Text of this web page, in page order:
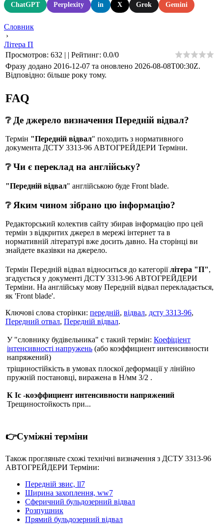
ChatGPT Perplexity in X Grok Gemini
Словник
›
Літера П
Просмотров: 632 | | Рейтинг: 0.0/0
Фразу додано 2016-12-07 та оновлено 2026-08-08T00:30Z.
Відповідно: більше року тому.
FAQ
❔ Де джерело визначення Передній відвал?
Термін "Передній відвал" походить з нормативного
документа ДСТУ 3313-96 АВТОГРЕЙДЕРИ Терміни.
❔ Чи є переклад на англійську?
"Передній відвал" англійською буде Front blade.
❔ Яким чином зібрано цю інформацію?
Редакторський колектив сайту збирав інформацію про цей
термін з відкритих джерел в мережі інтернет та в
нормативній літературі вже досить давно. На сторінці ви
знайдете вказівки на джерело.
Термін Передній відвал відноситься до категоріїлітера "П",
згадується у документі ДСТУ 3313-96 АВТОГРЕЙДЕРИ
Терміни. На англійську мову Передній відвал перекладається,
як 'Front blade'.
Ключові слова сторінки: передній, відвал, дсту 3313-96,
Передний отвал, Передній відвал.
У "словнику будівельника" є такий термін: Коефіціент
інтенсивності напружень (або коэффициент интенсивности
напряжений)
тріщиностійкість в умовах плоскої деформації у лінійно
пружній постановці, виражена в Н/мм 3/2 .
К Ic -коэффициент интенсивности напряжений
Трещиностойкость при...
👉Суміжні терміни
Також прогляньте схожі технічні визначення з ДСТУ 3313-96
АВТОГРЕЙДЕРИ Терміни:
Передній звис, ll7
Ширина захоплення, ww7
Сферичний бульдозерний відвал
Розпушник
Прямий бульдозерний відвал